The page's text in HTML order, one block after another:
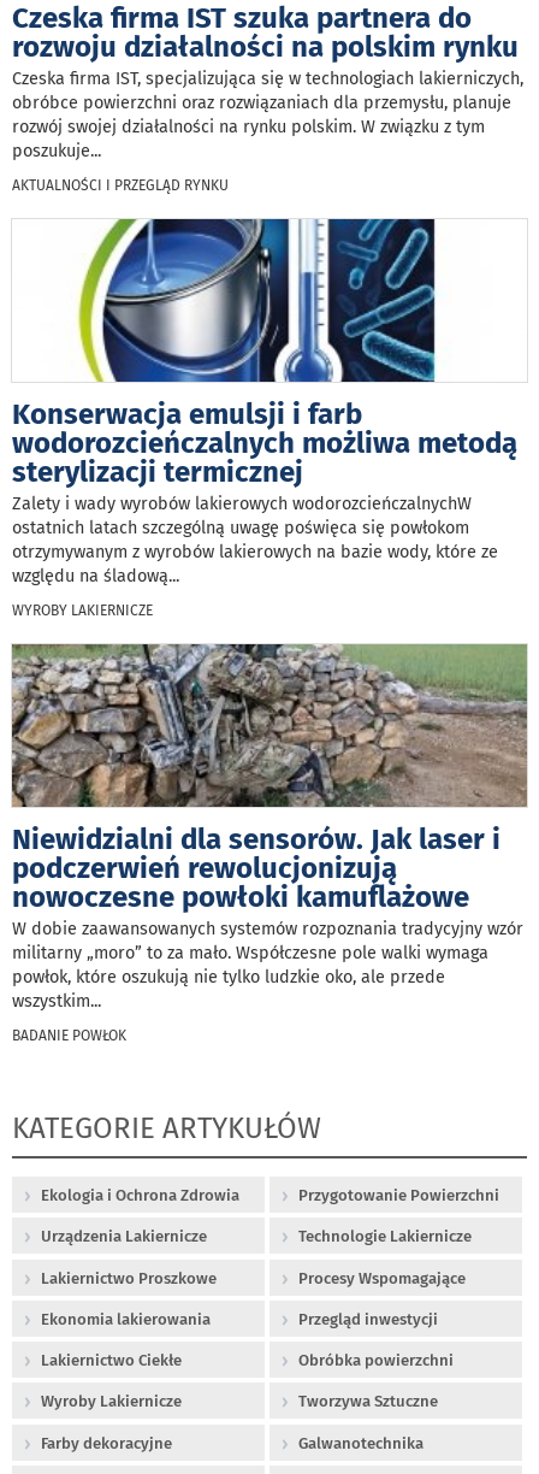
Czeska firma IST szuka partnera do
rozwoju działalności na polskim rynku
Czeska firma IST, specjalizująca się w technologiach lakierniczych,
obróbce powierzchni oraz rozwiązaniach dla przemysłu, planuje
rozwój swojej działalności na rynku polskim. W związku z tym
poszukuje...
AKTUALNOŚCI I PRZEGLĄD RYNKU
Konserwacja emulsji i farb
wodorozcieńczalnych możliwa metodą
sterylizacji termicznej
Zalety i wady wyrobów lakierowych wodorozcieńczalnychW
ostatnich latach szczególną uwagę poświęca się powłokom
otrzymywanym z wyrobów lakierowych na bazie wody, które ze
względu na śladową...
WYROBY LAKIERNICZE
Niewidzialni dla sensorów. Jak laser i
podczerwień rewolucjonizują
nowoczesne powłoki kamuflażowe
W dobie zaawansowanych systemów rozpoznania tradycyjny wzór
militarny „moro” to za mało. Współczesne pole walki wymaga
powłok, które oszukują nie tylko ludzkie oko, ale przede
wszystkim...
BADANIE POWŁOK
KATEGORIE ARTYKUŁÓW
Ekologia i Ochrona Zdrowia Przygotowanie Powierzchni
Urządzenia Lakiernicze Technologie Lakiernicze
Lakiernictwo Proszkowe Procesy Wspomagające
Ekonomia lakierowania Przegląd inwestycji
Lakiernictwo Ciekłe Obróbka powierzchni
Wyroby Lakiernicze Tworzywa Sztuczne
Farby dekoracyjne Galwanotechnika